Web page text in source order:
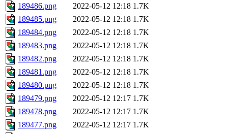
189486.png
2022-05-12 12:18 1.7K
189485.png
2022-05-12 12:18 1.7K
189484.png
2022-05-12 12:18 1.7K
189483.png
2022-05-12 12:18 1.7K
189482.png
2022-05-12 12:18 1.7K
189481.png
2022-05-12 12:18 1.7K
189480.png
2022-05-12 12:18 1.7K
189479.png
2022-05-12 12:17 1.7K
189478.png
2022-05-12 12:17 1.7K
189477.png
2022-05-12 12:17 1.7K